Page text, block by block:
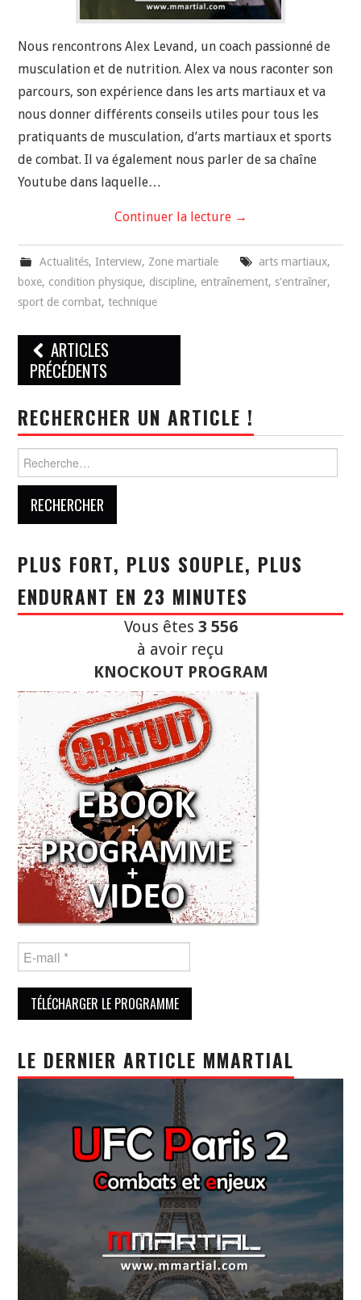
Nous rencontrons Alex Levand, un coach passionné de
musculation et de nutrition. Alex va nous raconter son
parcours, son expérience dans les arts martiaux et va
nous donner différents conseils utiles pour tous les
pratiquants de musculation, d’arts martiaux et sports
de combat. Il va également nous parler de sa chaîne
Youtube dans laquelle…
Continuer la lecture →
Actualités, Interview, Zone martiale arts martiaux,
boxe, condition physique, discipline, entraînement, s'entraîner,
sport de combat, technique
Navigation
des
articles
ARTICLES
PRÉCÉDENTS
RECHERCHER UN ARTICLE !
PLUS FORT, PLUS SOUPLE, PLUS
ENDURANT EN 23 MINUTES
Vous êtes 3 556
à avoir reçu
KNOCKOUT PROGRAM
LE DERNIER ARTICLE MMARTIAL